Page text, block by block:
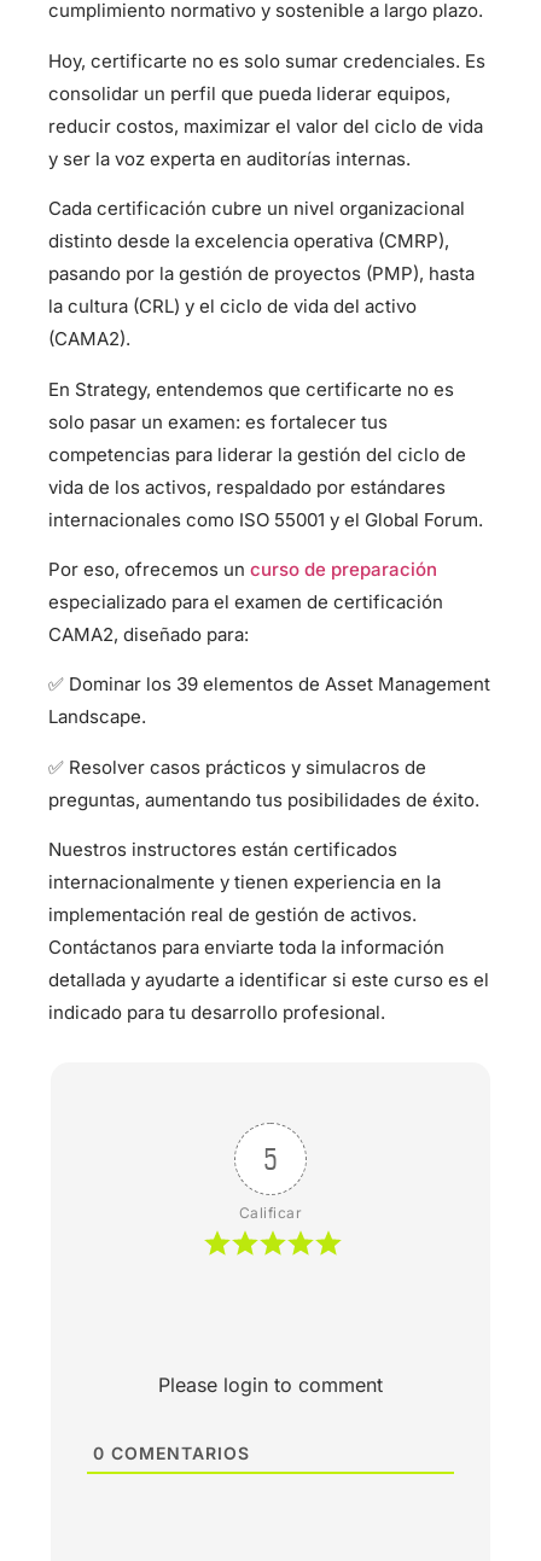
cumplimiento normativo y sostenible a largo plazo.
Hoy, certificarte no es solo sumar credenciales. Es
consolidar un perfil que pueda liderar equipos,
reducir costos, maximizar el valor del ciclo de vida
y ser la voz experta en auditorías internas.
Cada certificación cubre un nivel organizacional
distinto desde la excelencia operativa (CMRP),
pasando por la gestión de proyectos (PMP), hasta
la cultura (CRL) y el ciclo de vida del activo
(CAMA2).
En Strategy, entendemos que certificarte no es
solo pasar un examen: es fortalecer tus
competencias para liderar la gestión del ciclo de
vida de los activos, respaldado por estándares
internacionales como ISO 55001 y el Global Forum.
Por eso, ofrecemos uncurso de preparación
especializado para el examen de certificación
CAMA2, diseñado para:
✅ Dominar los 39 elementos de Asset Management
Landscape.
✅ Resolver casos prácticos y simulacros de
preguntas, aumentando tus posibilidades de éxito.
Nuestros instructores están certificados
internacionalmente y tienen experiencia en la
implementación real de gestión de activos.
Contáctanos para enviarte toda la información
detallada y ayudarte a identificar si este curso es el
indicado para tu desarrollo profesional.
5
Calificar
Please login to comment
0 COMENTARIOS